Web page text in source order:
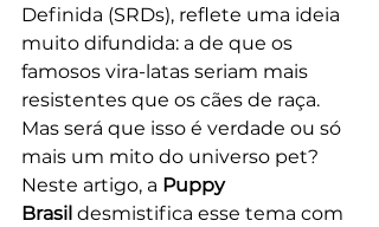
Definida (SRDs), reflete uma ideia
muito difundida: a de que os
famosos vira-latas seriam mais
resistentes que os cães de raça.
Mas será que isso é verdade ou só
mais um mito do universo pet?
Neste artigo, a Puppy
Brasil desmistifica esse tema com